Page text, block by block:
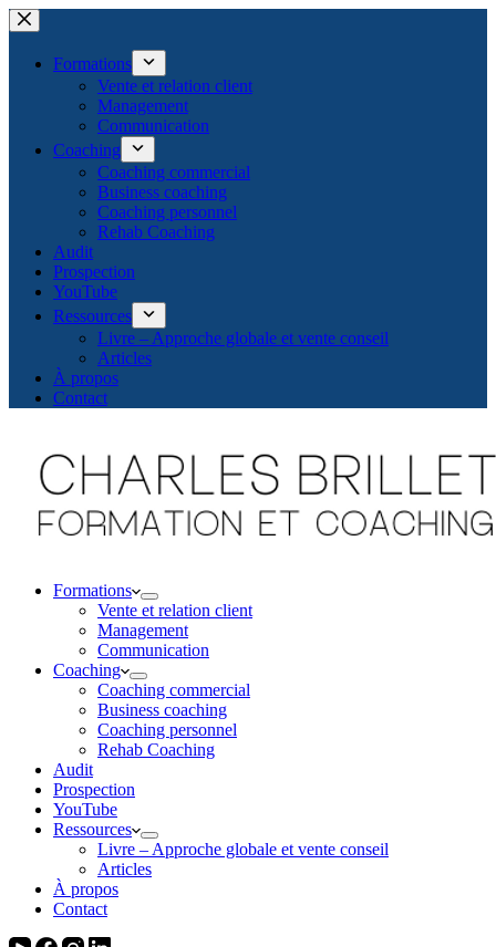
Passer
au
contenuFormations
Vente et relation client
Management
Communication
Coaching
Coaching commercial
Business coaching
Coaching personnel
Rehab Coaching
Audit
Prospection
YouTube
Ressources
Livre – Approche globale et vente conseil
Articles
À propos
Contact
Formations
Vente et relation client
Management
Communication
Coaching
Coaching commercial
Business coaching
Coaching personnel
Rehab Coaching
Audit
Prospection
YouTube
Ressources
Livre – Approche globale et vente conseil
Articles
À propos
Contact